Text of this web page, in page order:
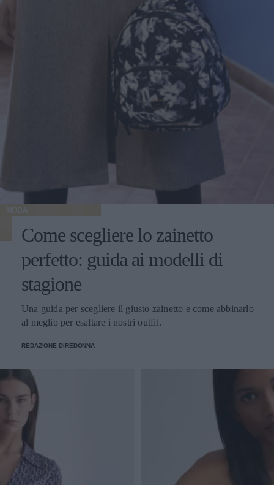
MODA
Come scegliere lo zainetto
perfetto: guida ai modelli di
stagione
Una guida per scegliere il giusto zainetto e come abbinarlo
al meglio per esaltare i nostri outfit.
REDAZIONE DIREDONNA